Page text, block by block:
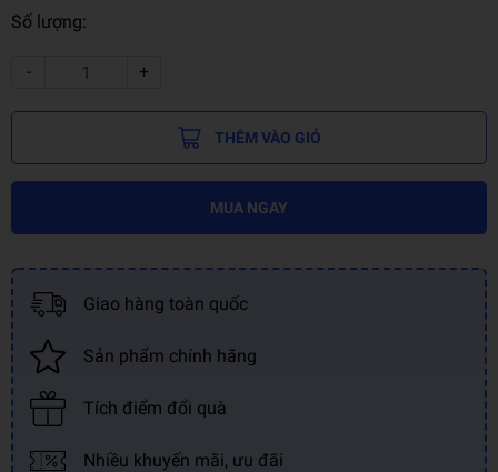
Số lượng:
- +
THÊM VÀO GIỎ
MUA NGAY
Giao hàng toàn quốc
Sản phẩm chính hãng
Tích điểm đổi quà
Nhiều khuyến mãi, ưu đãi